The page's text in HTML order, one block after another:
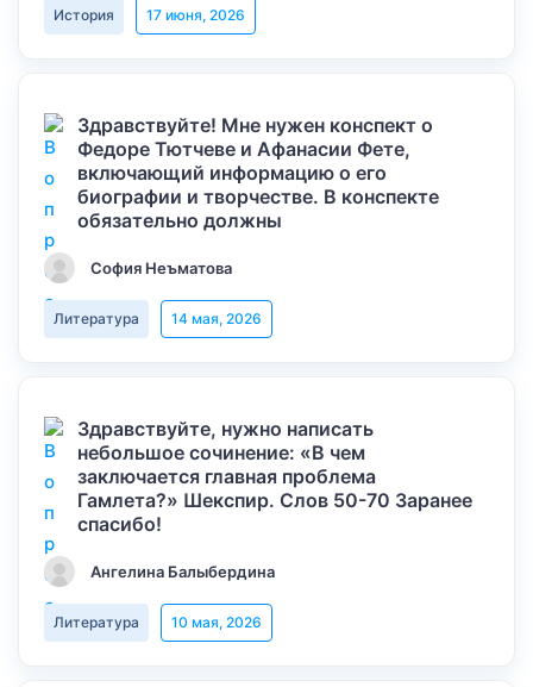
История 17 июня, 2026
Здравствуйте! Мне нужен конспект о
Федоре Тютчеве и Афанасии Фете,
включающий информацию о его
биографии и творчестве. В конспекте
обязательно должны
София Неъматова
Литература 14 мая, 2026
Здравствуйте, нужно написать
небольшое сочинение: «В чем
заключается главная проблема
Гамлета?» Шекспир. Слов 50-70 Заранее
спасибо!
Ангелина Балыбердина
Литература 10 мая, 2026